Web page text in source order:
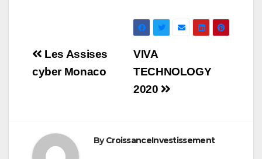
Navigation
de
VIVA
TECHNOLOGY
2020
Les Assises
cyber Monaco
ByCroissanceInvestissement